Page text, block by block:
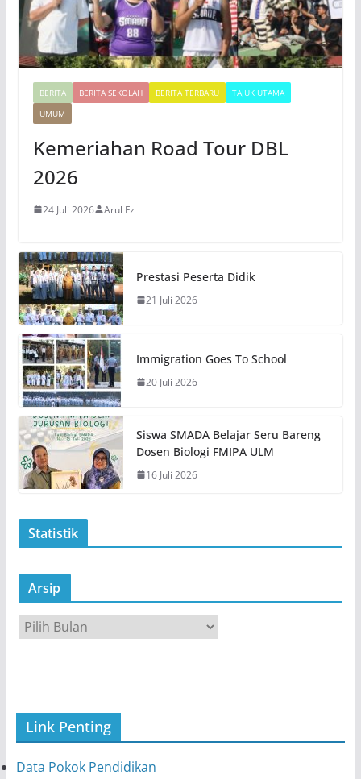
BERITA BERITA SEKOLAH BERITA TERBARU
TAJUK UTAMA
UMUM
Kemeriahan Road Tour DBL
2026
24 Juli 2026 Arul Fz
Prestasi Peserta Didik
21 Juli 2026
Immigration Goes To School
20 Juli 2026
Siswa SMADA Belajar Seru Bareng
Dosen Biologi FMIPA ULM
16 Juli 2026
Statistik
Arsip
r
Link Penting
Data Pokok Pendidikan